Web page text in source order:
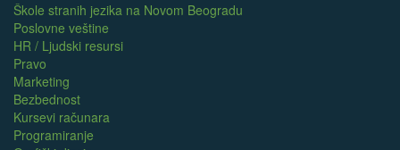
Škole stranih jezika na Novom Beogradu
Poslovne veštine
HR / Ljudski resursi
Pravo
Marketing
Bezbednost
Kursevi računara
Programiranje